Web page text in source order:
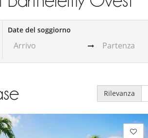
Date del soggiorno
Rilevanza